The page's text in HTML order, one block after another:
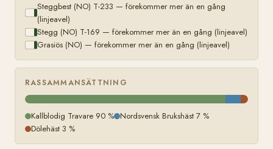
Steggbest (NO) T-233 — förekommer mer än en gång
(linjeavel)
Stegg (NO) T-169 — förekommer mer än en gång (linjeavel)
Grasiös (NO) — förekommer mer än en gång (linjeavel)
RASSAMMANSÄTTNING
Kallblodig Travare 90 % Nordsvensk Brukshäst 7 %
Dölehäst 3 %